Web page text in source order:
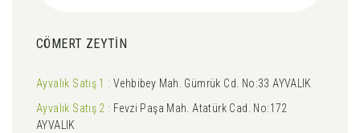
CÖMERT ZEYTİN
Ayvalık Satış 1 : Vehbibey Mah. Gümrük Cd. No:33 AYVALIK
Ayvalık Satış 2 : Fevzi Paşa Mah. Atatürk Cad. No:172
AYVALIK